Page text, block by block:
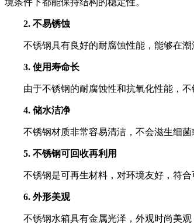
2. 不易锈蚀
不锈钢具有良好的耐腐蚀性能，能够在
3. 使用寿命长
由于不锈钢的耐腐蚀性和抗氧化性能，
4. 储水洁净
不锈钢材质非常容易清洁，不会滋生细
5. 不锈钢可回收再利用
不锈钢是可再生材料，对环境友好，符
6. 外形美观
不锈钢水箱具有金属光泽，外观时尚美观